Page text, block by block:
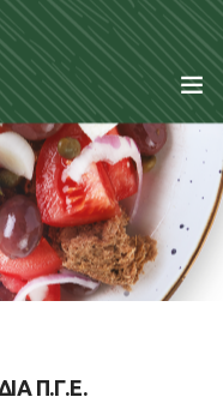
Π.Γ.Ε.